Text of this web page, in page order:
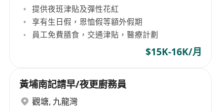
提供夜班津貼及彈性花紅
享有生日假，恩恤假等額外假期
員工免費膳食，交通津貼，醫療計劃
$15K-16K/月
黃埔南記請早/夜更廚務員
觀塘, 九龍灣